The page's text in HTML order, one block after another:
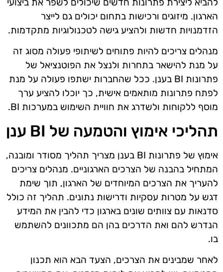
הארגון. מיזוגים ורכישות בתחום יכולים גם לייצר
הזדמנויות חדשות ולהציע גישה לטכנולוגיות מתקדמות.
מנהלים צריכים להיות פתוחים לשיתופי פעולה מסוג זה
על מנת להישאר בתחרות ולנצל את הפוטנציאל של
פתרונות BI בענן. ככל שהחברות ישתפו פעולה על מנת
לפתח פתרונות מותאמים אישית, כך יוכלו להציע ערך
מוסף ללקוחות ולשדרג את חוויית השימוש במערכות BI.
תהליכי אימוץ והטמעה של BI ענן
אימוץ של פתרונות BI בענן מצריך תהליך מסודר ומובנה,
המתחיל בהבנה של הצרכים הארגוניים. מנהלים צריכים
להעריך את הצרכים המיוחדים של הארגון, תוך שימת
דגש על מטרות עסקיות ודרישות נתונים. תהליך זה כולל
סדנאות עם צוותים שונים בארגון כדי להבין את המידע
הנדרש להם ואת הדרכים בהן הם מתכוונים להשתמש
בו.
לאחר שמבינים את הצרכים, הצעד הבא הוא תכנון